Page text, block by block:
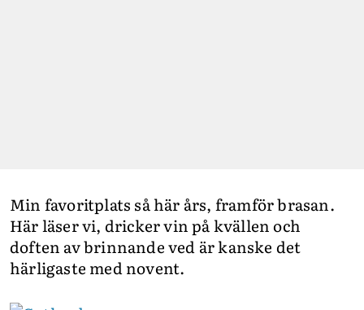
Min favoritplats så här års, framför brasan.
Här läser vi, dricker vin på kvällen och
doften av brinnande ved är kanske det
härligaste med novent.